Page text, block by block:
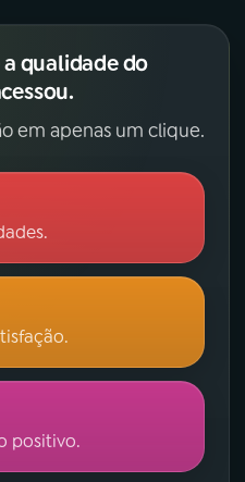
qualidade do
em apenas um clique.
positivo.